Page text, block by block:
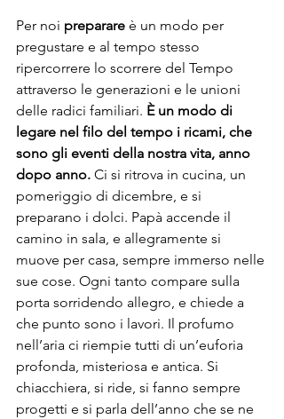
Per noi preparare è un modo per
pregustare e al tempo stesso
ripercorrere lo scorrere del Tempo
attraverso le generazioni e le unioni
delle radici familiari. È un modo di
legare nel filo del tempo i ricami, che
sono gli eventi della nostra vita, anno
dopo anno. Ci si ritrova in cucina, un
pomeriggio di dicembre, e si
preparano i dolci. Papà accende il
camino in sala, e allegramente si
muove per casa, sempre immerso nelle
sue cose. Ogni tanto compare sulla
porta sorridendo allegro, e chiede a
che punto sono i lavori. Il profumo
nell’aria ci riempie tutti di un’euforia
profonda, misteriosa e antica. Si
chiacchiera, si ride, si fanno sempre
progetti e si parla dell’anno che se ne